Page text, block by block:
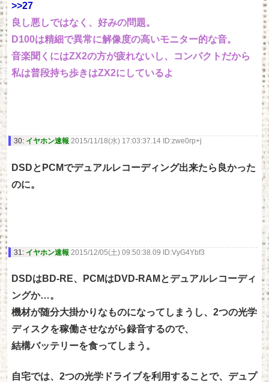
>>27
良し悪しではなく、好みの問題。
D100は精細で異常に解像度の高いモニター的な音。
音楽聞くにはZX2の方が疲れないし、コンパクトだから
私は普段持ち歩きはZX2にしているよ
30: イヤホン速報 2015/11/18(水) 17:03:37.14 ID:zwe0rp+j
DSDとPCMでデュアルレコーディング出来たら良かった
のに。
31: イヤホン速報 2015/12/05(土) 09:50:38.09 ID:VyG4Ybf3
DSDはBD-RE、PCMはDVD-RAMとデュアルレコーディ
ングか…。
機材が随分大掛かりなものになってしまうし、2つの光学
ディスクを稼働させながら録音するので、
結構バッテリーを食ってしまう。
自宅では、2つの光学ドライブを利用することで、デュプ